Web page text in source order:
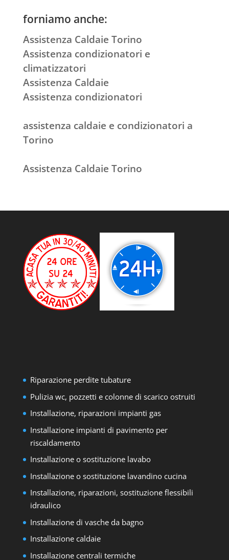
forniamo anche:
Assistenza Caldaie Torino
Assistenza condizionatori e
climatizzatori
Assistenza Caldaie
Assistenza condizionatori
assistenza caldaie e condizionatori a
Torino
Assistenza Caldaie Torino
Riparazione perdite tubature
Pulizia wc, pozzetti e colonne di scarico ostruiti
Installazione, riparazioni impianti gas
Installazione impianti di pavimento per
riscaldamento
Installazione o sostituzione lavabo
Installazione o sostituzione lavandino cucina
Installazione, riparazioni, sostituzione flessibili
idraulico
Installazione di vasche da bagno
Installazione caldaie
Installazione centrali termiche